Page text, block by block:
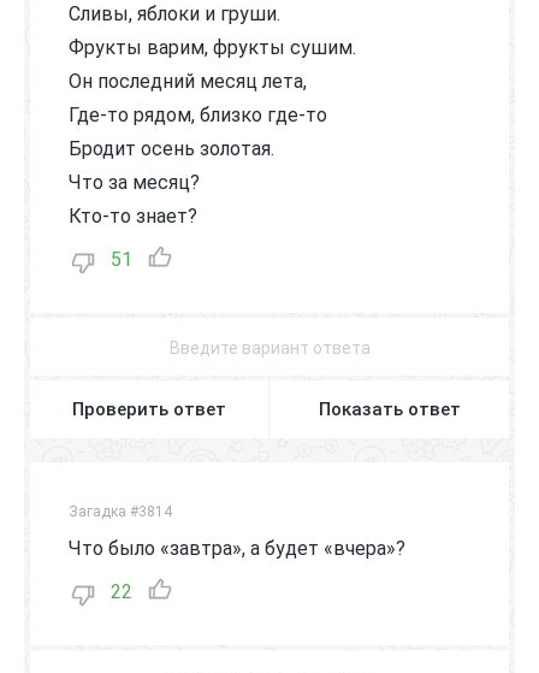
Сливы, яблоки и груши.
Фрукты варим, фрукты сушим.
Он последний месяц лета,
Где-то рядом, близко где-то
Бродит осень золотая.
Что за месяц?
Кто-то знает?
51
Проверить ответ Показать ответ
Загадка #3814
Что было «завтра», а будет «вчера»?
22